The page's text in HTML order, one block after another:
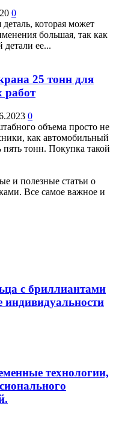
0
которая может
большая, так как
детали ее...
25 тонн для
работ
0
объема просто не
как автомобильный
пять тонн. Покупка такой
и полезные статьи о
Все самое важное и
с бриллиантами
технологии,